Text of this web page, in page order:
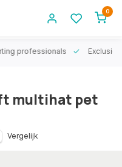
0
professionals
multihat pet
Vergelijk